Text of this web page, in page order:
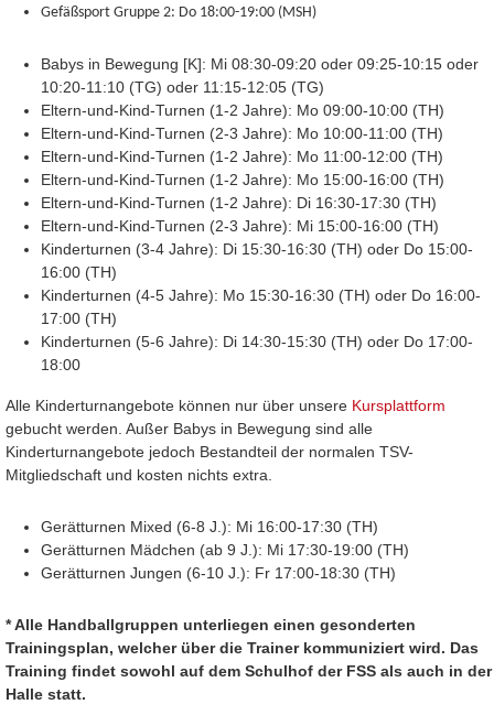
Gefäßsport Gruppe 2: Do 18:00-19:00 (MSH)
Babys in Bewegung [K]: Mi 08:30-09:20 oder 09:25-10:15 oder
10:20-11:10 (TG) oder 11:15-12:05 (TG)
Eltern-und-Kind-Turnen (1-2 Jahre): Mo 09:00-10:00 (TH)
Eltern-und-Kind-Turnen (2-3 Jahre): Mo 10:00-11:00 (TH)
Eltern-und-Kind-Turnen (1-2 Jahre): Mo 11:00-12:00 (TH)
Eltern-und-Kind-Turnen (1-2 Jahre): Mo 15:00-16:00 (TH)
Eltern-und-Kind-Turnen (1-2 Jahre): Di 16:30-17:30 (TH)
Eltern-und-Kind-Turnen (2-3 Jahre): Mi 15:00-16:00 (TH)
Kinderturnen (3-4 Jahre): Di 15:30-16:30 (TH) oder Do 15:00-
16:00 (TH)
Kinderturnen (4-5 Jahre): Mo 15:30-16:30 (TH) oder Do 16:00-
17:00 (TH)
Kinderturnen (5-6 Jahre): Di 14:30-15:30 (TH) oder Do 17:00-
18:00
Alle Kinderturnangebote können nur über unsere Kursplattform
gebucht werden. Außer Babys in Bewegung sind alle
Kinderturnangebote jedoch Bestandteil der normalen TSV-
Mitgliedschaft und kosten nichts extra.
Gerätturnen Mixed (6-8 J.): Mi 16:00-17:30 (TH)
Gerätturnen Mädchen (ab 9 J.): Mi 17:30-19:00 (TH)
Gerätturnen Jungen (6-10 J.): Fr 17:00-18:30 (TH)
* Alle Handballgruppen unterliegen einen gesonderten
Trainingsplan, welcher über die Trainer kommuniziert wird. Das
Training findet sowohl auf dem Schulhof der FSS als auch in der
Halle statt.